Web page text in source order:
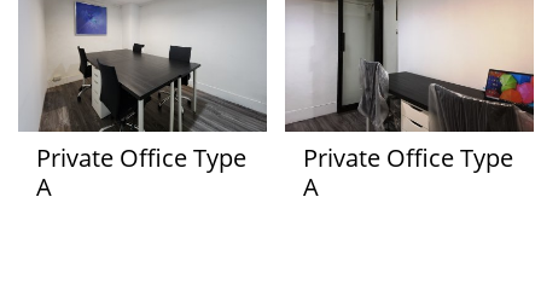
Private Office Type
A
Private Office Type
A